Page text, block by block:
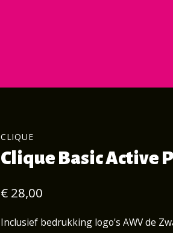
CLIQUE
Clique Basic Active
€ 28,00
Inclusief bedrukking logo's AWV de